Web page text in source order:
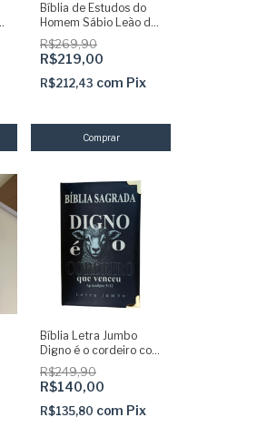
Bíblia de Estudos do
Homem Sábio Leão de
Judá com Abas
adesivas e harpa
R$269,90
R$219,00
R$212,43 com Pix
Bíblia Letra Jumbo
Digno é o cordeiro com
índice e borda
dourada
R$249,90
R$140,00
R$135,80 com Pix